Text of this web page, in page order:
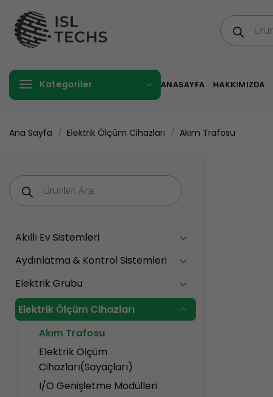
atla
Products
search
Kategoriler ANASAYFA HAKKIMIZDA
Ana Sayfa / Elektrik Ölçüm Cihazları / Akım Trafosu
Products
search
Akıllı Ev Sistemleri
Aydınlatma & Kontrol Sistemleri
Elektrik Grubu
Elektrik Ölçüm Cihazları
Akım Trafosu
Elektrik Ölçüm
Cihazları(Sayaçları)
I/O Genişletme Modülleri